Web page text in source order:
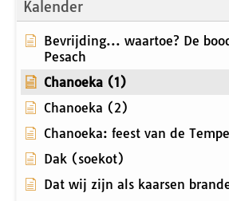
Kalender
Bevrijding... waartoe? De
Pesach
Chanoeka (1)
Chanoeka (2)
Chanoeka: feest van de
Dak (soekot)
Dat wij zijn als kaarsen